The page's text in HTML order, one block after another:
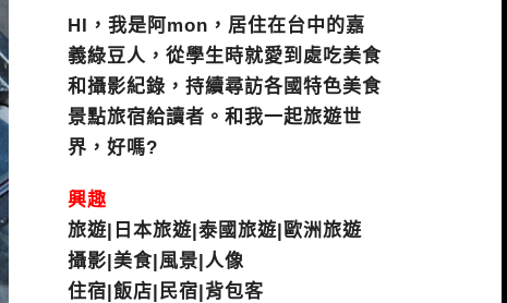
HI，我是阿mon，居住在台中的嘉
義綠豆人，從學生時就愛到處吃美食
和攝影紀錄，持續尋訪各國特色美食
景點旅宿給讀者。和我一起旅遊世
界，好嗎?
興趣
旅遊|日本旅遊|泰國旅遊|歐洲旅遊
攝影|美食|風景|人像
住宿|飯店|民宿|背包客